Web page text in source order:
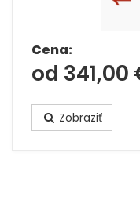
Cena:
od 341,00
Zobraziť